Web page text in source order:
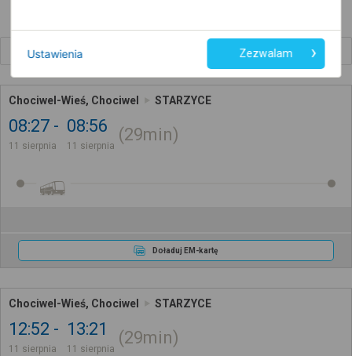
Chociwel-Wieś, Chociwel STARZYCE
08:27
11 sierpnia
08:56
11 sierpnia
29min
Doładuj EM-kartę
Chociwel-Wieś, Chociwel STARZYCE
12:52
11 sierpnia
13:21
11 sierpnia
29min
Ustawienia Zezwalam